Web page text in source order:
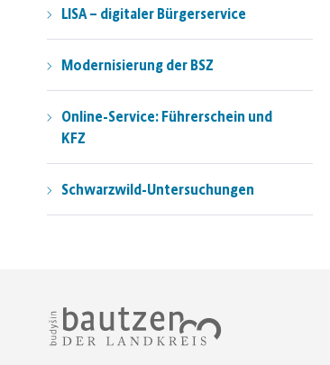
LISA – digitaler Bürgerservice
Modernisierung der BSZ
Online-Service: Führerschein und
KFZ
Schwarzwild-Untersuchungen